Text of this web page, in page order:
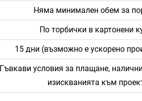
Няма минимален обем за
По торбички в картонени
15 дни (възможно е ускорено
Гъвкави условия за плащане,
изискванията към